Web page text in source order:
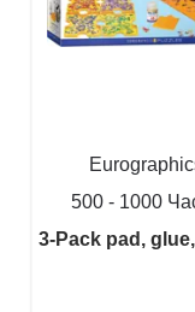
500 - 1000
3-Pack pad,